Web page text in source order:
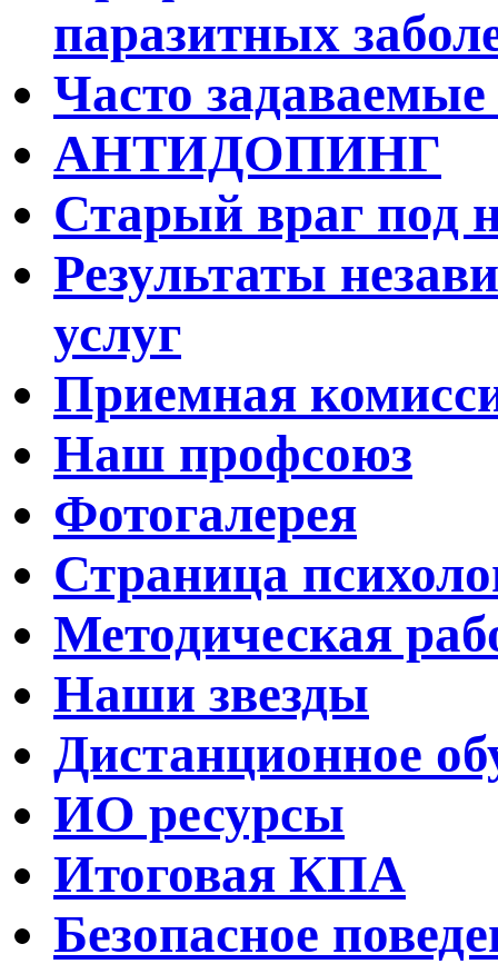
паразитных
Часто
АНТИДОПИНГ
Старый враг под
Результаты
услуг
Приемная
Наш профсоюз
Фотогалерея
Страница
Методическая
Наши звезды
Дистанционное
ИО ресурсы
Итоговая КПА
Безопасное